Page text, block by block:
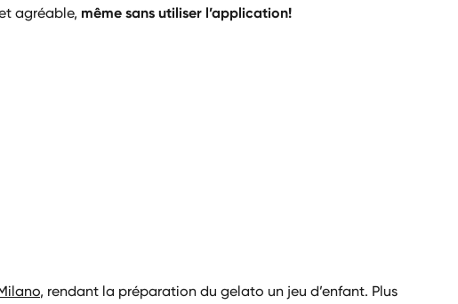
agréable, même sans utiliser l’application!
, rendant la préparation du gelato un jeu d’enfant. Plus